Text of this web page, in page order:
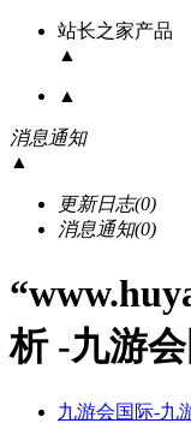
站长之家产品
▲
▲
消息通知
▲
更新日志(0)
消息通知(0)
析 -九游
九游会国际-九